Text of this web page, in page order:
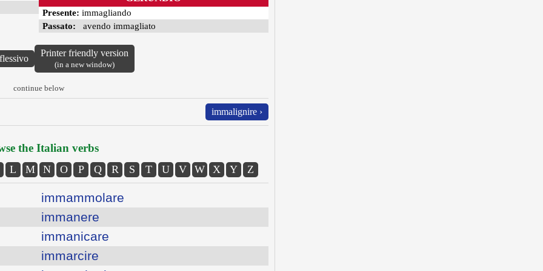
Presente: immagliando
Passato: avendo immagliato
Printer friendly version
(in a new window)
continue below
immalignire ›
the Italian verbs
L M N O P Q R S T U V W X Y Z
immammolare
immanere
immanicare
immarcire